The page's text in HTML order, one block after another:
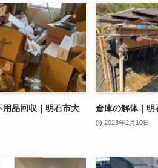
用品回収｜明石市大
倉庫の解体｜明
2023年2月10日